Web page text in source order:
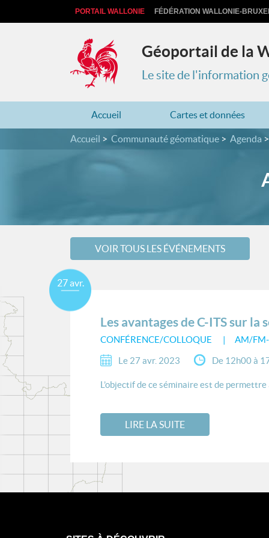
PORTAIL WALLONIE FÉDÉRATION WALLONIE-
Géoportail de la
Le site de l'information
Accueil Cartes et données
Accueil Communauté géomatique Agenda
VOIR TOUS LES ÉVÉNEMENTS
Les avantages de C-ITS sur
CONFÉRENCE/COLLOQUE AM/FM-
27 avr.
Le 27 avr. 2023 De 12h00 à
L’objectif de ce séminaire est de
LIRE LA SUITE